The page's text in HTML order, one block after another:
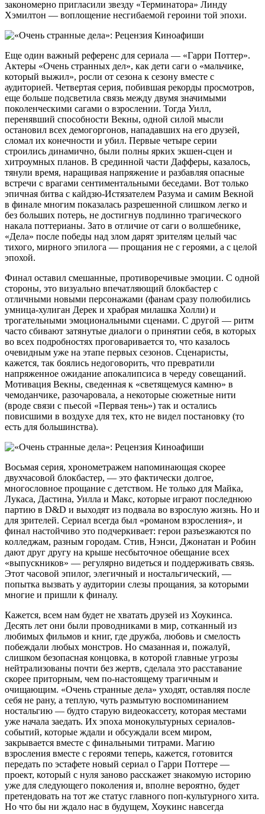
закономерно пригласили звезду «Терминатора» Линду
Хэмилтон — воплощение несгибаемой героини той эпохи.
Еще один важный референс для сериала — «Гарри Поттер».
Актеры «Очень странных дел», как дети саги о «мальчике,
который выжил», росли от сезона к сезону вместе с
аудиторией. Четвертая серия, побившая рекорды просмотров,
еще больше подсветила связь между двумя значимыми
поколенческими сагами о взрослении. Тогда Уилл,
перенявший способности Векны, одной силой мысли
остановил всех демогоргонов, нападавших на его друзей,
сломал их конечности и убил. Первые четыре серии
строились динамично, были полны ярких экшен-сцен и
хитроумных планов. В срединной части Дафферы, казалось,
тянули время, наращивая напряжение и разбавляя опасные
встречи с врагами сентиментальными беседами. Вот только
эпичная битва с кайдзю-Истязателем Разума и самим Векной
в финале многим показалась разрешенной слишком легко и
без больших потерь, не достигнув подлинно трагического
накала поттерианы. Зато в отличие от саги о волшебнике,
«Дела» после победы над злом дарят зрителям целый час
тихого, мирного эпилога — прощания не с героями, а с целой
эпохой.
Финал оставил смешанные, противоречивые эмоции. С одной
стороны, это визуально впечатляющий блокбастер с
отличными новыми персонажами (фанам сразу полюбились
умница-хулиган Дерек и храбрая милашка Холли) и
трогательными эмоциональными сценами. С другой — ритм
часто сбивают затянутые диалоги о принятии себя, в которых
во всех подробностях проговаривается то, что казалось
очевидным уже на этапе первых сезонов. Сценаристы,
кажется, так боялись недоговорить, что превратили
напряженное ожидание апокалипсиса в череду совещаний.
Мотивация Векны, сведенная к «светящемуся камню» в
чемоданчике, разочаровала, а некоторые сюжетные нити
(вроде связи с пьесой «Первая тень») так и остались
повисшими в воздухе для тех, кто не видел постановку (то
есть для большинства).
Восьмая серия, хронометражем напоминающая скорее
двухчасовой блокбастер, — это фактически долгое,
многословное прощание с детством. Не только для Майка,
Лукаса, Дастина, Уилла и Макс, которые играют последнюю
партию в D&D и выходят из подвала во взрослую жизнь. Но и
для зрителей. Сериал всегда был «романом взросления», и
финал настойчиво это подчеркивает: герои разъезжаются по
колледжам, разным городам. Стив, Нэнси, Джонатан и Робин
дают друг другу на крыше несбыточное обещание всех
«выпускников» — регулярно видеться и поддерживать связь.
Этот часовой эпилог, элегичный и ностальгический, —
попытка вызвать у аудитории слезы прощания, за которыми
многие и пришли к финалу.
Кажется, всем нам будет не хватать друзей из Хоукинса.
Десять лет они были проводниками в мир, сотканный из
любимых фильмов и книг, где дружба, любовь и смелость
побеждали любых монстров. Но смазанная и, пожалуй,
слишком безопасная концовка, в которой главные угрозы
нейтрализованы почти без жертв, сделала это расставание
скорее приторным, чем по-настоящему трагичным и
очищающим. «Очень странные дела» уходят, оставляя после
себя не рану, а теплую, чуть размытую воспоминанием
ностальгию — будто старую видеокассету, которая местами
уже начала заедать. Их эпоха монокультурных сериалов-
событий, которые ждали и обсуждали всем миром,
закрывается вместе с финальными титрами. Магию
взросления вместе с героями теперь, кажется, готовится
передать по эстафете новый сериал о Гарри Поттере —
проект, который с нуля заново расскажет знакомую историю
уже для следующего поколения и, вполне вероятно, будет
претендовать на тот же статус главного поп-культурного хита.
Но что бы ни ждало нас в будущем, Хоукинс навсегда